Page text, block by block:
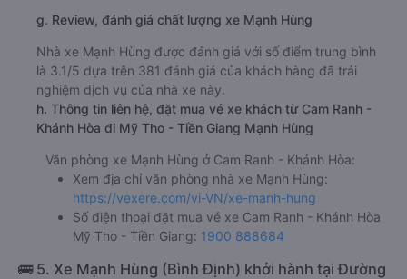
g. Review, đánh giá chất lượng xe Mạnh Hùng
Nhà xe Mạnh Hùng được đánh giá với số điểm trung bình
là 3.1/5 dựa trên 381 đánh giá của khách hàng đã trải
nghiệm dịch vụ của nhà xe này.
h. Thông tin liên hệ, đặt mua vé xe khách từ Cam Ranh -
Khánh Hòa đi Mỹ Tho - Tiền Giang Mạnh Hùng
Văn phòng xe Mạnh Hùng ở Cam Ranh - Khánh Hòa:
Xem địa chỉ văn phòng nhà xe Mạnh Hùng:
https://vexere.com/vi-VN/xe-manh-hung
Số điện thoại đặt mua vé xe Cam Ranh - Khánh Hòa
Mỹ Tho - Tiền Giang: 1900 888684
🚌 5. Xe Mạnh Hùng (Bình Định) khởi hành tại Đường